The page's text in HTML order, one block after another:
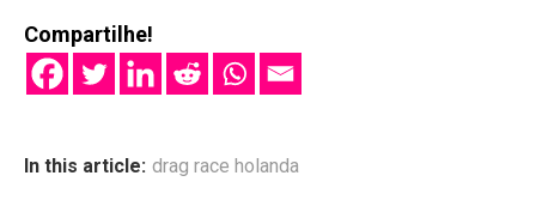
Compartilhe!
In this article: drag race holanda